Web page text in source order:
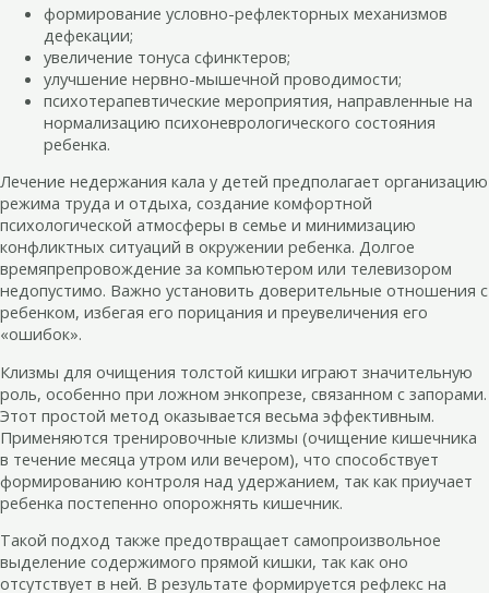
формирование условно-рефлекторных механизмов
дефекации;
увеличение тонуса сфинктеров;
улучшение нервно-мышечной проводимости;
психотерапевтические мероприятия, направленные на
нормализацию психоневрологического состояния
ребенка.
Лечение недержания кала у детей предполагает организацию
режима труда и отдыха, создание комфортной
психологической атмосферы в семье и минимизацию
конфликтных ситуаций в окружении ребенка. Долгое
времяпрепровождение за компьютером или телевизором
недопустимо. Важно установить доверительные отношения с
ребенком, избегая его порицания и преувеличения его
«ошибок».
Клизмы для очищения толстой кишки играют значительную
роль, особенно при ложном энкопрезе, связанном с запорами.
Этот простой метод оказывается весьма эффективным.
Применяются тренировочные клизмы (очищение кишечника
в течение месяца утром или вечером), что способствует
формированию контроля над удержанием, так как приучает
ребенка постепенно опорожнять кишечник.
Такой подход также предотвращает самопроизвольное
выделение содержимого прямой кишки, так как оно
отсутствует в ней. В результате формируется рефлекс на